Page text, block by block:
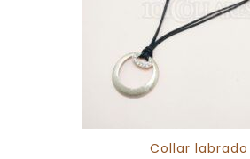
Collar labrado